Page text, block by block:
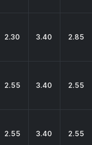
2.30 3.40 2.85
2.55 3.40 2.55
2.55 3.40 2.55